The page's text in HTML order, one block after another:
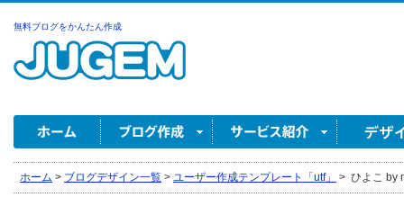
無料ブログをかんたん作成
ホーム > ブログデザイン一覧 > ユーザー作成テンプレート「utf」 > ひよこ by